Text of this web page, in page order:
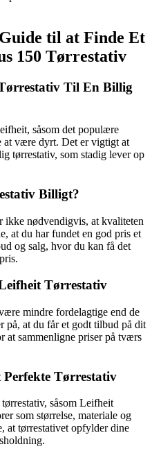
til at Finde Et
150 Tørrestativ
Til En Billig
såsom det populære
at være dyrt. Det er vigtigt at
tørrestativ, som stadig lever op
Billigt?
nødvendigvis, at kvaliteten
at du har fundet en god pris et
og salg, hvor du kan få det
Tørrestativ
mindre fordelagtige end de
at du får et godt tilbud på dit
at sammenligne priser på tværs
Tørrestativ
såsom Leifheit
som størrelse, materiale og
at tørrestativet opfylder dine